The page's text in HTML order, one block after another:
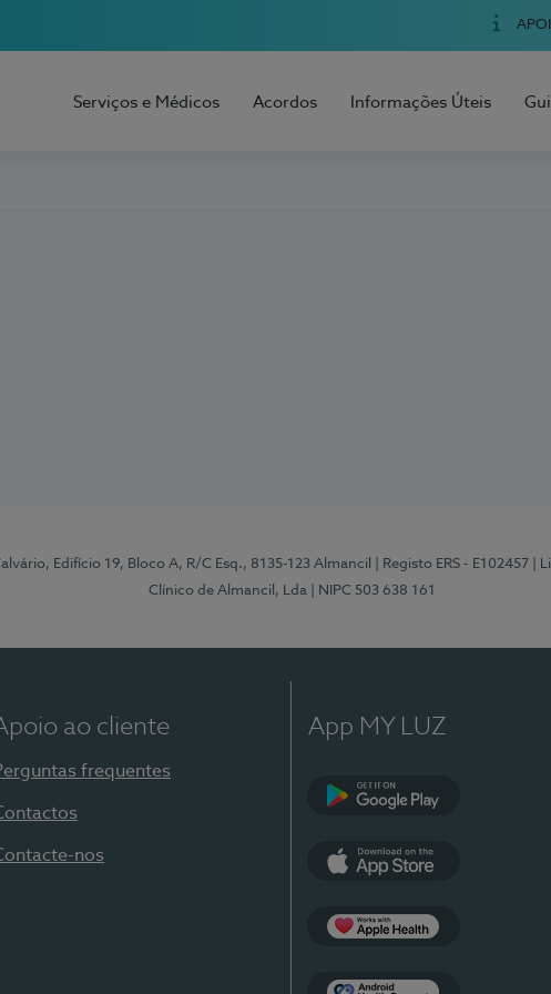
Serviços e Médicos Acordos Informações Úteis
Edifício 19, Bloco A, R/C Esq., 8135-123 Almancil | Registo ERS - E102457 |
Clínico de Almancil, Lda
| NIPC 503 638 161
ao cliente
frequentes
nos
App MY LUZ